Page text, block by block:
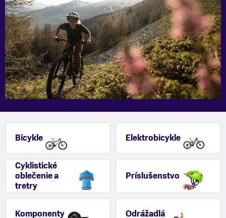
Bicykle Elektrobicykle
Cyklistické
oblečenie a
tretry
Príslušenstvo
Komponenty Odrážadlá